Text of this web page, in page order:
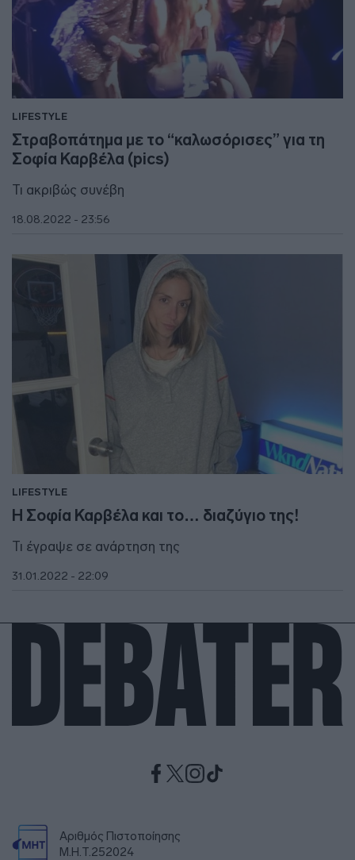
LIFESTYLE
Στραβοπάτημα με το “καλωσόρισες” για τη
Σοφία Καρβέλα (pics)
Τι ακριβώς συνέβη
18.08.2022 - 23:56
LIFESTYLE
Η Σοφία Καρβέλα και το… διαζύγιο της!
Τι έγραψε σε ανάρτηση της
31.01.2022 - 22:09
Αριθμός Πιστοποίησης
Μ.Η.Τ.252024